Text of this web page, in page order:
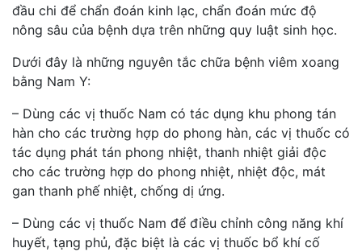
đầu chi để chẩn đoán kinh lạc, chẩn đoán mức độ
nông sâu của bệnh dựa trên những quy luật sinh học.
Dưới đây là những nguyên tắc chữa bệnh viêm xoang
bằng Nam Y:
– Dùng các vị thuốc Nam có tác dụng khu phong tán
hàn cho các trường hợp do phong hàn, các vị thuốc có
tác dụng phát tán phong nhiệt, thanh nhiệt giải độc
cho các trường hợp do phong nhiệt, nhiệt độc, mát
gan thanh phế nhiệt, chống dị ứng.
– Dùng các vị thuốc Nam để điều chỉnh công năng khí
huyết, tạng phủ, đặc biệt là các vị thuốc bổ khí cố